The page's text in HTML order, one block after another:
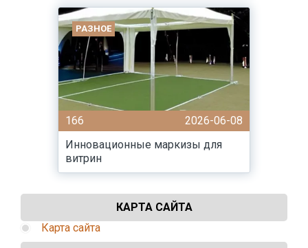
РАЗНОЕ
166
2026-06-08
Инновационные маркизы для
витрин
КАРТА САЙТА
Карта сайта